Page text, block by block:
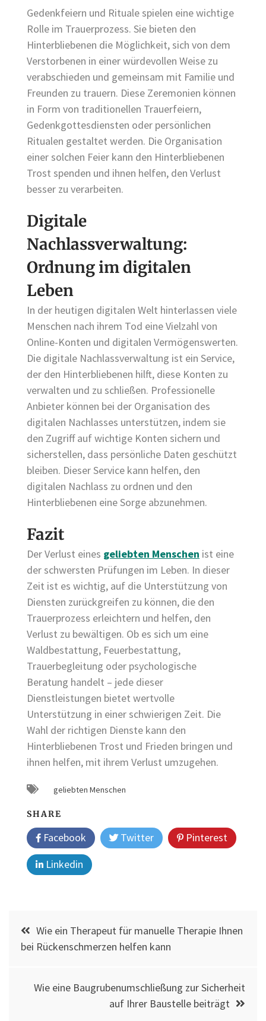
Gedenkfeiern und Rituale spielen eine wichtige
Rolle im Trauerprozess. Sie bieten den
Hinterbliebenen die Möglichkeit, sich von dem
Verstorbenen in einer würdevollen Weise zu
verabschieden und gemeinsam mit Familie und
Freunden zu trauern. Diese Zeremonien können
in Form von traditionellen Trauerfeiern,
Gedenkgottesdiensten oder persönlichen
Ritualen gestaltet werden. Die Organisation
einer solchen Feier kann den Hinterbliebenen
Trost spenden und ihnen helfen, den Verlust
besser zu verarbeiten.
Digitale
Nachlassverwaltung:
Ordnung im digitalen
Leben
In der heutigen digitalen Welt hinterlassen viele
Menschen nach ihrem Tod eine Vielzahl von
Online-Konten und digitalen Vermögenswerten.
Die digitale Nachlassverwaltung ist ein Service,
der den Hinterbliebenen hilft, diese Konten zu
verwalten und zu schließen. Professionelle
Anbieter können bei der Organisation des
digitalen Nachlasses unterstützen, indem sie
den Zugriff auf wichtige Konten sichern und
sicherstellen, dass persönliche Daten geschützt
bleiben. Dieser Service kann helfen, den
digitalen Nachlass zu ordnen und den
Hinterbliebenen eine Sorge abzunehmen.
Fazit
Der Verlust eines geliebten Menschen ist eine
der schwersten Prüfungen im Leben. In dieser
Zeit ist es wichtig, auf die Unterstützung von
Diensten zurückgreifen zu können, die den
Trauerprozess erleichtern und helfen, den
Verlust zu bewältigen. Ob es sich um eine
Waldbestattung, Feuerbestattung,
Trauerbegleitung oder psychologische
Beratung handelt – jede dieser
Dienstleistungen bietet wertvolle
Unterstützung in einer schwierigen Zeit. Die
Wahl der richtigen Dienste kann den
Hinterbliebenen Trost und Frieden bringen und
ihnen helfen, mit ihrem Verlust umzugehen.
geliebten Menschen
SHARE
Facebook Twitter
Pinterest
Linkedin
Post
navigation
Wie ein Therapeut für manuelle Therapie Ihnen
bei Rückenschmerzen helfen kann
Wie eine Baugrubenumschließung zur Sicherheit
auf Ihrer Baustelle beiträgt